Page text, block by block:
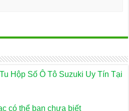
Hộp Số Ô Tô Suzuki Uy Tín Tại
có thể bạn chưa biết